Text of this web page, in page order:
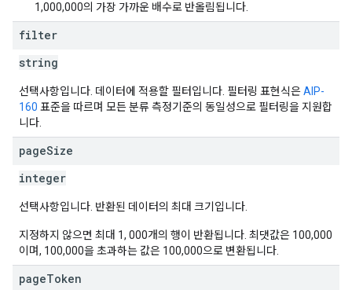
1,000,000의 가장 가까운 배수로 반올림됩니다.
filter
string
선택사항입니다. 데이터에 적용할 필터입니다. 필터링 표현식은AIP-
160 표준을 따르며 모든 분류 측정기준의 동일성으로 필터링을 지원합
니다.
pageSize
integer
선택사항입니다. 반환된 데이터의 최대 크기입니다.
지정하지 않으면 최대 1, 000개의 행이 반환됩니다. 최댓값은 100,000
이며, 100,000을 초과하는 값은 100,000으로 변환됩니다.
pageToken